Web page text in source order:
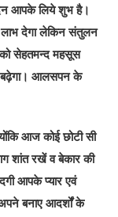
आपके लिये शुभ है।
देगा लेकिन संतुलन
सेहतमन्द महसूस
बढ़ेगा। आलसपन के
आज कोई छोटी सी
शांत रखें व बेकार की
आपके प्यार एवं
बनाए आदर्शों के